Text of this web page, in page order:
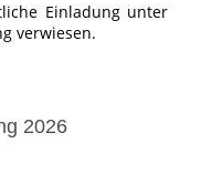
Einladung unter
verwiesen.
2026